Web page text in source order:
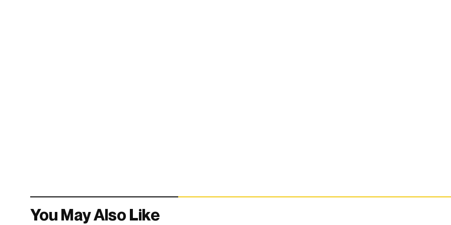
You May Also Like